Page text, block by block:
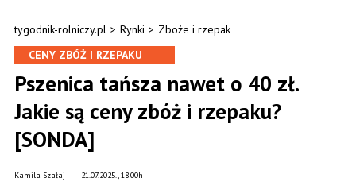
tygodnik-rolniczy.pl > Rynki > Zboże i rzepak
CENY ZBÓŻ I RZEPAKU
Pszenica tańsza nawet o 40 zł.
Jakie są ceny zbóż i rzepaku?
[SONDA]
21.07.2025., 18:00h
Kamila Szałaj